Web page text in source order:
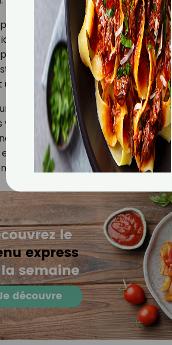
de 100 g d’escalope de
pour contrôler son poids.
100 g. Cela soutient le
rassasié plus longtemps. Pour
une véritable alliée.
pauvre en graisses :
viandes. En choisissant l’escalope
cœur et de nos artères. Elle
forme au quotidien. Les
immunitaire et combattent la